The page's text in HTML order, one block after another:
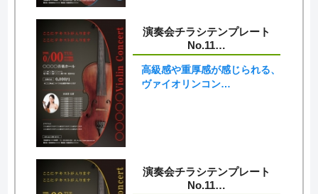
演奏会チラシテンプレート
No.11…
高級感や重厚感が感じられる、
ヴァイオリンコン…
演奏会チラシテンプレート
No.11…